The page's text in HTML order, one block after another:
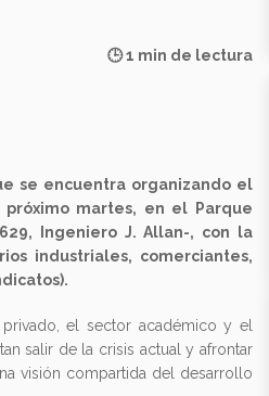
🕒 1 min de lectura
se encuentra organizando el
próximo martes, en el Parque
Ingeniero J. Allan-, con la
industriales, comerciantes,
el sector académico y el
salir de la crisis actual y afrontar
visión compartida del desarrollo